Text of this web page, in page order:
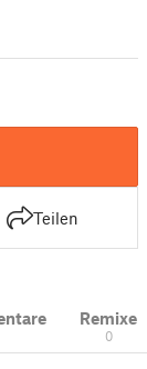
Teilen
Remixe
0